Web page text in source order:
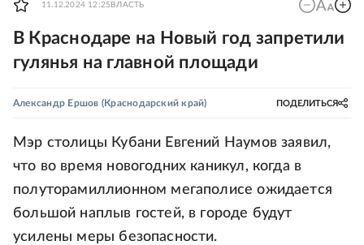
11.12.2024 12:25 ВЛАСТЬ
В Краснодаре на Новый год запретили
гулянья на главной площади
Александр Ершов (Краснодарский край) ПОДЕЛИТЬСЯ
Мэр столицы Кубани Евгений Наумов заявил,
что во время новогодних каникул, когда в
полуторамиллионном мегаполисе ожидается
большой наплыв гостей, в городе будут
усилены меры безопасности.